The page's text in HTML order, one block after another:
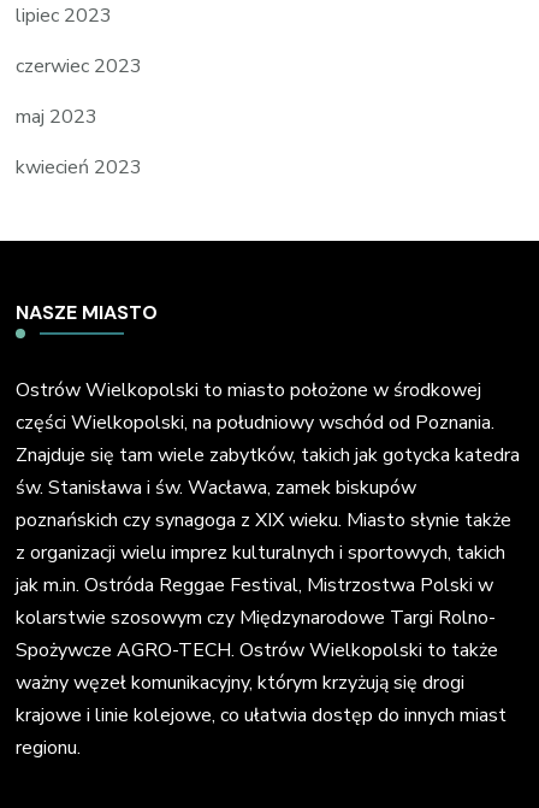
lipiec 2023
czerwiec 2023
maj 2023
kwiecień 2023
NASZE MIASTO
Ostrów Wielkopolski to miasto położone w środkowej
części Wielkopolski, na południowy wschód od Poznania.
Znajduje się tam wiele zabytków, takich jak gotycka katedra
św. Stanisława i św. Wacława, zamek biskupów
poznańskich czy synagoga z XIX wieku. Miasto słynie także
z organizacji wielu imprez kulturalnych i sportowych, takich
jak m.in. Ostróda Reggae Festival, Mistrzostwa Polski w
kolarstwie szosowym czy Międzynarodowe Targi Rolno-
Spożywcze AGRO-TECH. Ostrów Wielkopolski to także
ważny węzeł komunikacyjny, którym krzyżują się drogi
krajowe i linie kolejowe, co ułatwia dostęp do innych miast
regionu.